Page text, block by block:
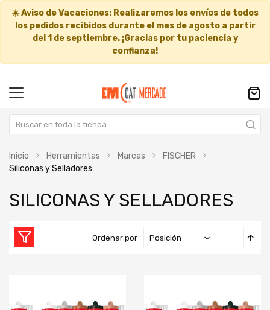
☀️Aviso de Vacaciones: Realizaremos los envíos de todos
los pedidos recibidos durante el mes de agosto a partir
del 1 de septiembre. ¡Gracias por tu paciencia y
confianza!
Inicio Herramientas Marcas
FISCHER
Siliconas y Selladores
SILICONAS Y SELLADORES
Ordenar por